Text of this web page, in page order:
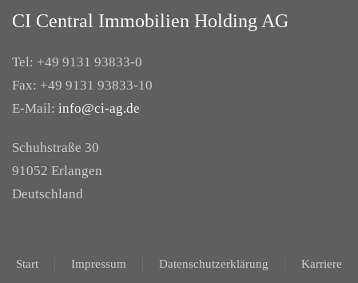
CI Central Immobilien Holding AG
Tel: +49 9131 93833-0
Fax: +49 9131 93833-10
E-Mail: info@ci-ag.de
Schuhstraße 30
91052 Erlangen
Deutschland
Start Impressum Datenschutzerklärung Karriere